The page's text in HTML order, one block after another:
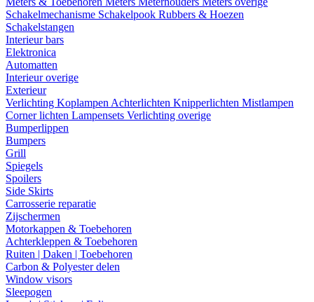
Schakelmechanisme Schakelpook Rubbers & Hoezen
Schakelstangen
Interieur bars
Elektronica
Automatten
Interieur overige
Exterieur
Verlichting Koplampen Achterlichten Knipperlichten Mistlampen
Corner lichten Lampensets Verlichting overige
Bumperlippen
Bumpers
Grill
Spiegels
Spoilers
Side Skirts
Carrosserie reparatie
Zijschermen
Motorkappen & Toebehoren
Achterkleppen & Toebehoren
Ruiten | Daken | Toebehoren
Carbon & Polyester delen
Window visors
Sleepogen